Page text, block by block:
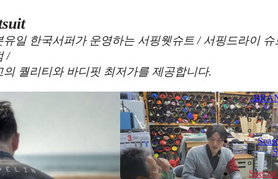
유일 한국서퍼가 운영하는 서핑웻슈트 / 서핑드라이 슈
/
의 퀄리티와 바디핏 최저가를 제공합니다.
Special